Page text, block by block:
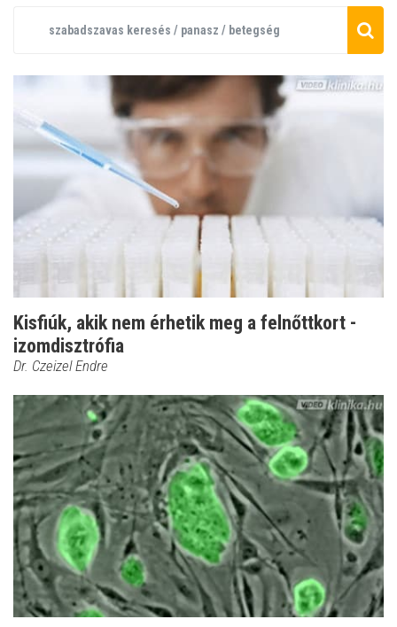
Kisfiúk, akik nem érhetik meg a felnőttkort -
izomdisztrófia
Dr. Czeizel Endre